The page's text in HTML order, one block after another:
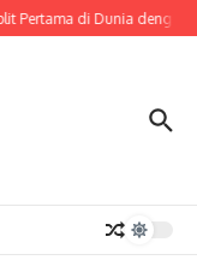
Pertama di Dunia dengan